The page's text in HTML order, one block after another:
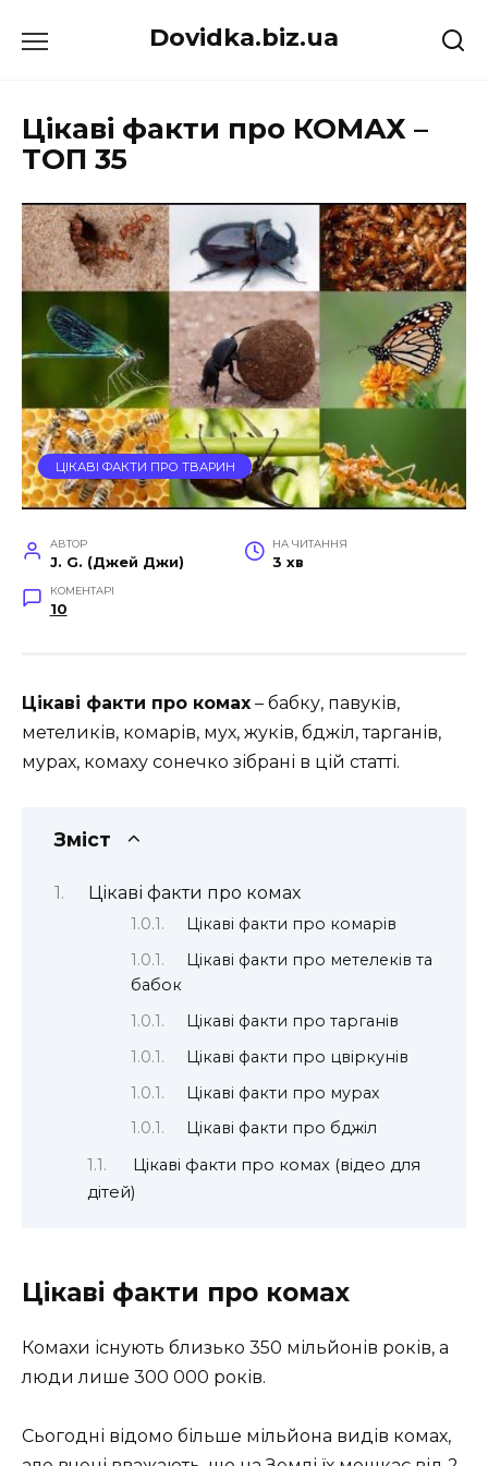
до
Dovidka.biz.ua
Цікаві факти про КОМАХ –
ТОП 35
ЦІКАВІ ФАКТИ ПРО ТВАРИН
АВТОР
J. G. (Джей Джи)
НА ЧИТАННЯ
3 хв
КОМЕНТАРІ
10
Цікаві факти про комах – бабку, павуків,
метеликів, комарів, мух, жуків, бджіл, тарганів,
мурах, комаху сонечко зібрані в цій статті.
Зміст
Цікаві факти про комах
Цікаві факти про комарів
Цікаві факти про метелеків та
бабок
Цікаві факти про тарганів
Цікаві факти про цвіркунів
Цікаві факти про мурах
Цікаві факти про бджіл
Цікаві факти про комах (відео для
дітей)
Цікаві факти про комах
Комахи існують близько 350 мільйонів років, а
люди лише 300 000 років.
Сьогодні відомо більше мільйона видів комах,